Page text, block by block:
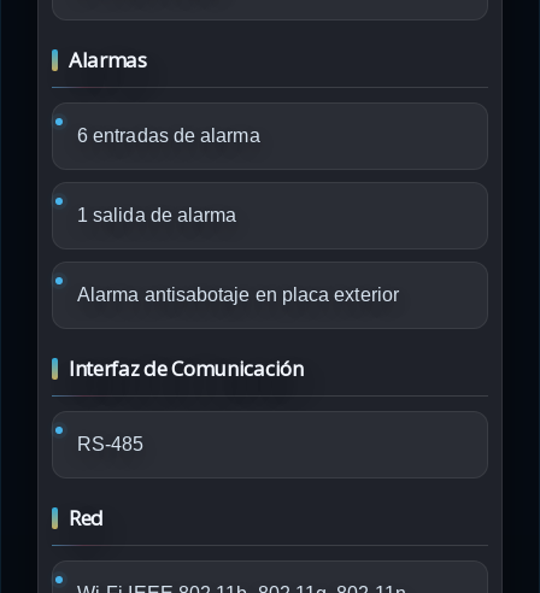
Alarmas
6 entradas de alarma
1 salida de alarma
Alarma antisabotaje en placa exterior
Interfaz de Comunicación
RS-485
Red